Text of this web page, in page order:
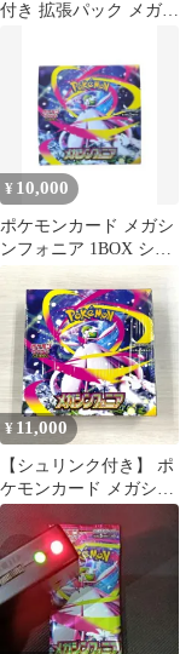
付き 拡張パック メガシ
¥ 10,000
ポケモンカード メガシ
ンフォニア 1BOX シュ
リなし
¥ 11,000
【シュリンク付き】 ポ
ケモンカード メガシン
フォニア BOX 新品・
未開封品